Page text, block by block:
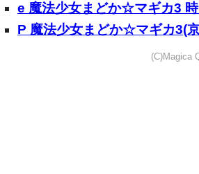
e 魔法少女まどか☆マギカ3
P 魔法少女まどか☆マギカ3(
(C)Magica